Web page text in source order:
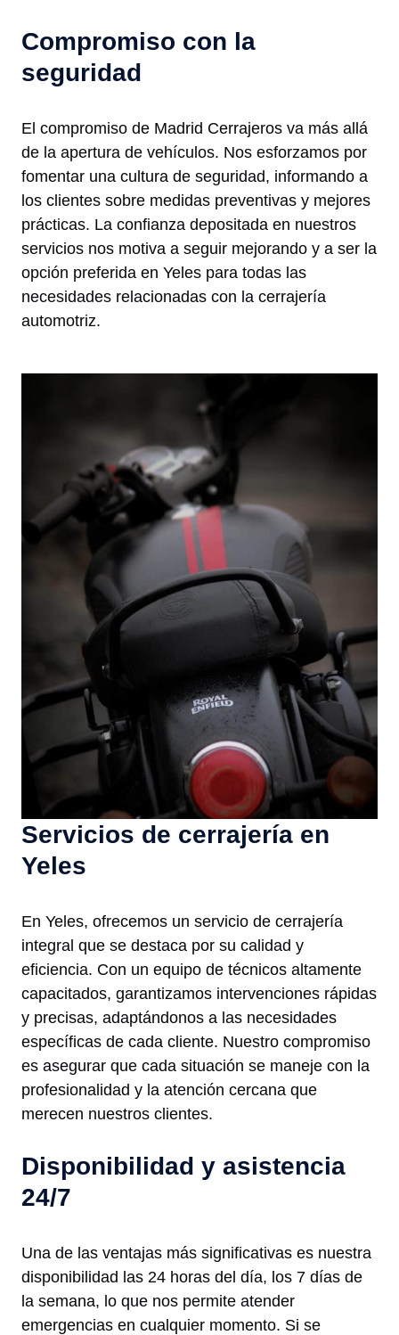
Compromiso con la
seguridad
El compromiso de Madrid Cerrajeros va más allá
de la apertura de vehículos. Nos esforzamos por
fomentar una cultura de seguridad, informando a
los clientes sobre medidas preventivas y mejores
prácticas. La confianza depositada en nuestros
servicios nos motiva a seguir mejorando y a ser la
opción preferida en Yeles para todas las
necesidades relacionadas con la cerrajería
automotriz.
Servicios de cerrajería en
Yeles
En Yeles, ofrecemos un servicio de cerrajería
integral que se destaca por su calidad y
eficiencia. Con un equipo de técnicos altamente
capacitados, garantizamos intervenciones rápidas
y precisas, adaptándonos a las necesidades
específicas de cada cliente. Nuestro compromiso
es asegurar que cada situación se maneje con la
profesionalidad y la atención cercana que
merecen nuestros clientes.
Disponibilidad y asistencia
24/7
Una de las ventajas más significativas es nuestra
disponibilidad las 24 horas del día, los 7 días de
la semana, lo que nos permite atender
emergencias en cualquier momento. Si se